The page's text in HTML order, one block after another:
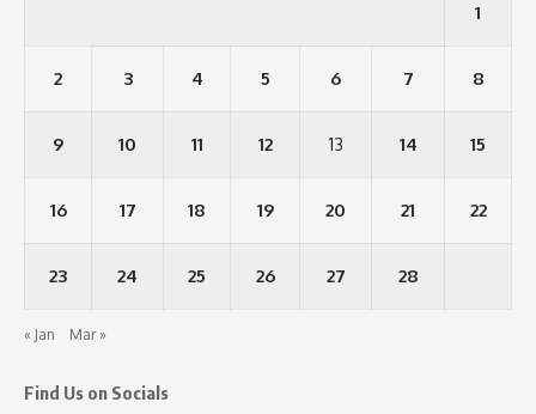
1
2 3 4 5 6 7 8
9 10 11 12 13 14 15
16 17 18 19 20 21 22
23 24 25 26 27 28
« Jan Mar »
Find Us on Socials